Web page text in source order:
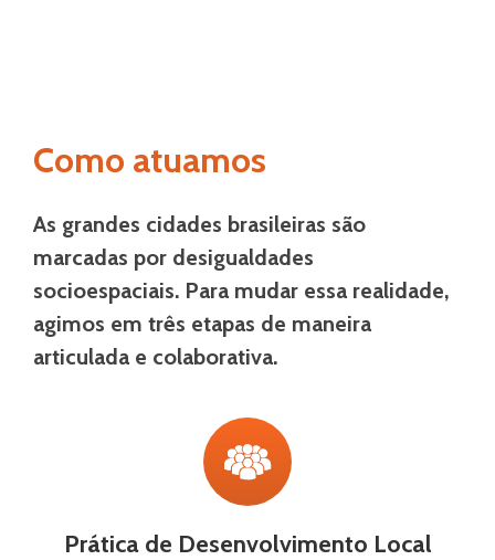
Como atuamos
As grandes cidades brasileiras são
marcadas por desigualdades
socioespaciais. Para mudar essa realidade,
agimos em três etapas de maneira
articulada e colaborativa.
Prática de Desenvolvimento Local